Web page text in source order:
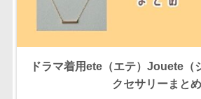
ドラマ着用ete（エテ）Jouete（
クセサリーまとめ